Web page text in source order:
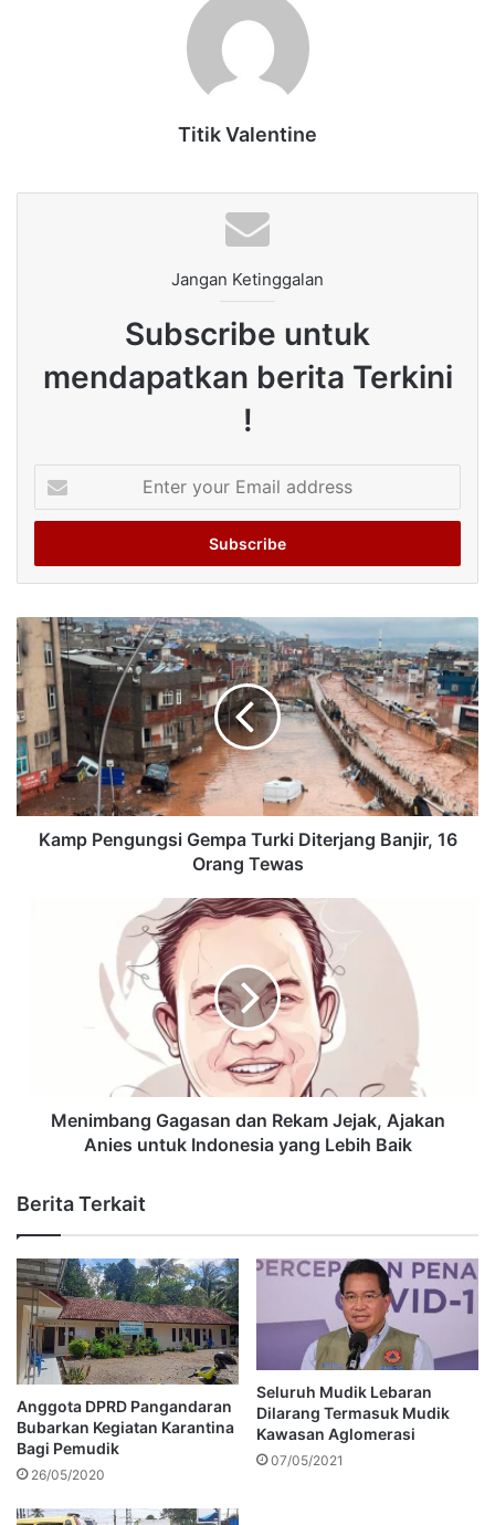
Titik Valentine
Jangan Ketinggalan
Subscribe untuk
mendapatkan berita Terkini
!
your
Email
Kamp Pengungsi Gempa Turki Diterjang Banjir, 16
Orang Tewas
Menimbang Gagasan dan Rekam Jejak, Ajakan
Anies untuk Indonesia yang Lebih Baik
Berita Terkait
Anggota DPRD Pangandaran
Bubarkan Kegiatan Karantina
Bagi Pemudik
26/05/2020
Seluruh Mudik Lebaran
Dilarang Termasuk Mudik
Kawasan Aglomerasi
07/05/2021